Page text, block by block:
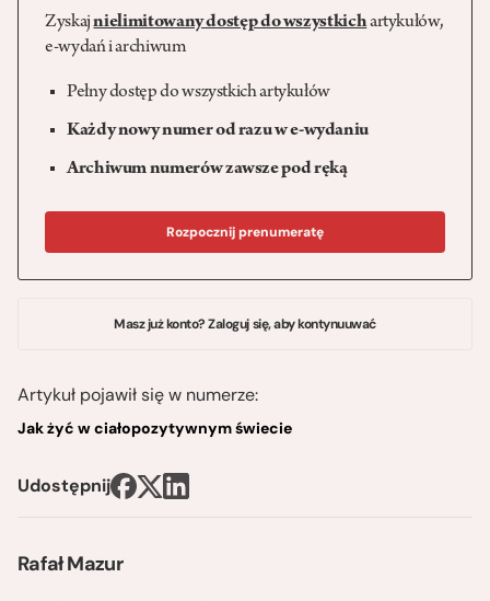
Rafał Mazur
Zyskajnielimitowany dostęp do wszystkichartykułów,
e-wydań i archiwum
Pełny dostęp do wszystkich artykułów
Każdy nowy numer od razu w e-wydaniu
Archiwum numerów zawsze pod ręką
Rozpocznij prenumeratę
Masz już konto? Zaloguj się, aby kontynuuwać
Artykuł pojawił się w numerze:
Jak żyć w ciałopozytywnym świecie
Udostępnij